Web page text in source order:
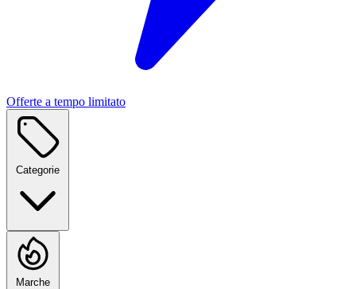
Offerte a tempo limitato
Categorie
Marche